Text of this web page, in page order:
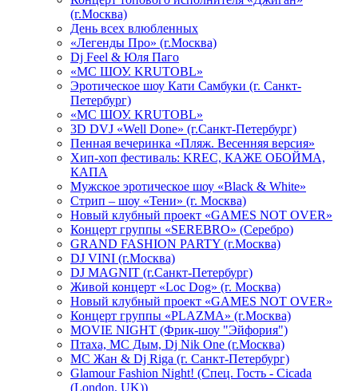
(г.Москва)
День всех влюбленных
«Легенды Про» (г.Москва)
Dj Feel & Юля Паго
«МС ШОУ. KRUTOBL»
Эротическое шоу Кати Самбуки (г. Санкт-
Петербург)
«МС ШОУ. KRUTOBL»
3D DVJ «Well Done» (г.Санкт-Петербург)
Пенная вечеринка «Пляж. Весенняя версия»
Хип-хоп фестиваль: KREC, КАЖЕ ОБОЙМА,
КАПА
Мужское эротическое шоу «Black & White»
Стрип – шоу «Тени» (г. Москва)
Новый клубный проект «GAMES NOT OVER»
Концерт группы «SEREBRO» (Серебро)
GRAND FASHION PARTY (г.Москва)
DJ VINI (г.Москва)
DJ MAGNIT (г.Санкт-Петербург)
Живой концерт «Loc Dog» (г. Москва)
Новый клубный проект «GAMES NOT OVER»
Концерт группы «PLAZMA» (г.Москва)
MOVIE NIGHT (Фрик-шоу "Эйфория")
Птаха, МС Дым, Dj Nik One (г.Москва)
МС Жан & Dj Riga (г. Санкт-Петербург)
Glamour Fashion Night! (Спец. Гость - Cicada
(London, UK))